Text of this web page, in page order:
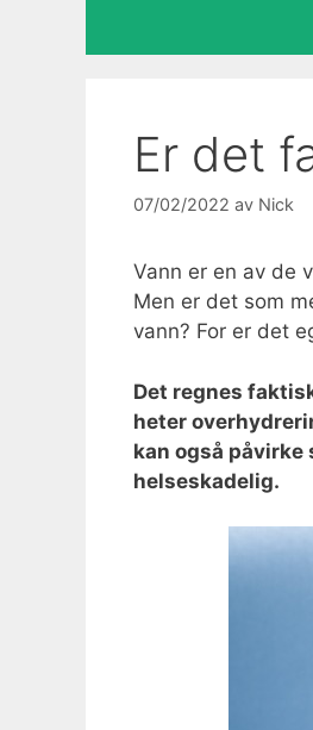
Er det
07/02/2022 av Nick
Vann er en av de
Men er det som
vann? For er det
Det regnes
heter
kan også
helseskadelig.